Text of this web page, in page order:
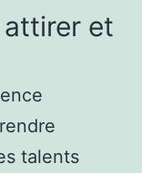
et
talents